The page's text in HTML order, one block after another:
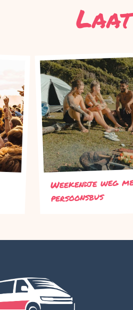
Weekendje weg
persoonsbus